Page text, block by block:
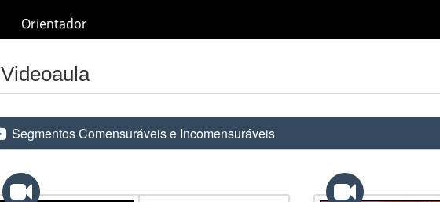
Orientador
Videoaula
Segmentos Comensuráveis e Incomensuráveis